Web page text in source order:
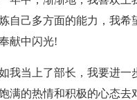
自己多方面的能力，我
献中闪光!
我当上了部长，我要进一
满的热情和积极的心态去